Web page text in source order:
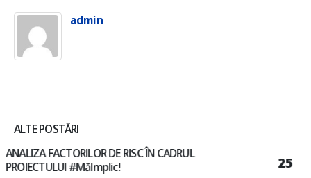
admin
ALTE POSTĂRI
25
APEL PRIVIND LANSAREA PROGRAMULUI DIASPORA
ACASĂ REUȘEȘTE ,,DAR 1+3″